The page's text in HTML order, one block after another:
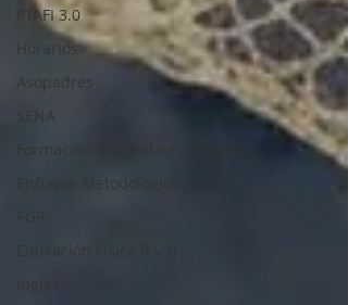
PTAFI 3.0
Horarios
Asopadres
SENA
Formación Integral en Turismo
Enfoque Metodologico EPC
Educación Física R y D
Inglés